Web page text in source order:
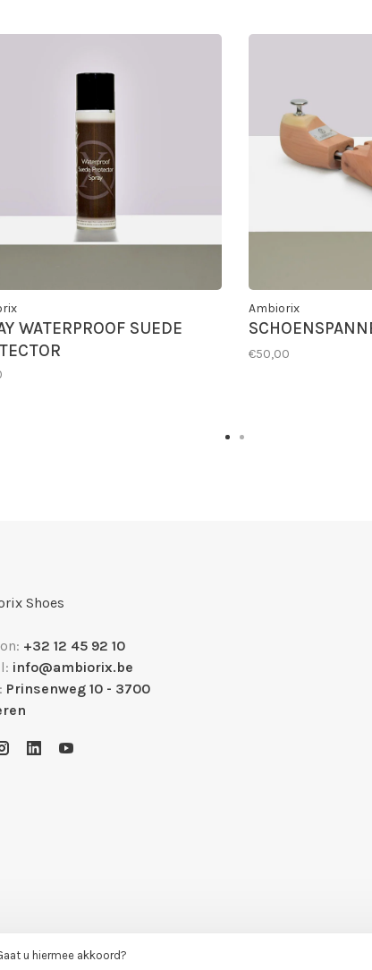
WATERPROOF SUEDE
Ambiorix
€50,00
Shoes
+32 12 45 92 10
info@ambiorix.be
Prinsenweg 10 - 3700
u hiermee akkoord?